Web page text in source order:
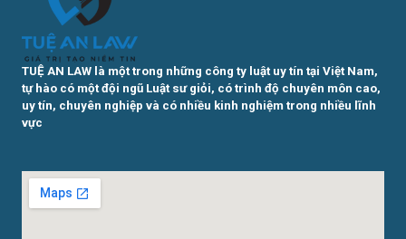
TUỆ AN LAW là một trong những công ty luật uy tín tại Việt Nam,
tự hào có một đội ngũ Luật sư giỏi, có trình độ chuyên môn cao,
uy tín, chuyên nghiệp và có nhiều kinh nghiệm trong nhiều lĩnh
vực